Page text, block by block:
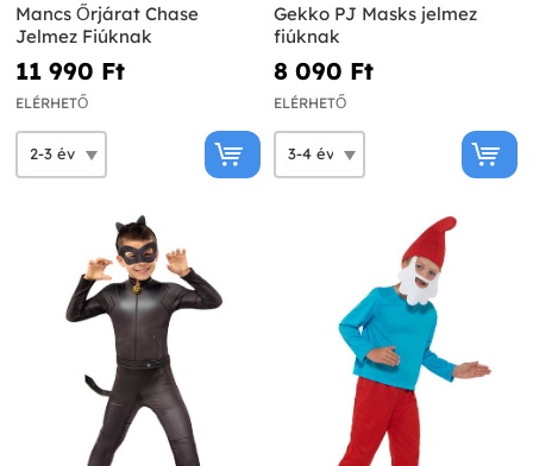
Mancs Őrjárat Chase
Jelmez Fiúknak
11 990 Ft‎
ELÉRHETŐ
Gekko PJ Masks jelmez
fiúknak
8 090 Ft‎
ELÉRHETŐ